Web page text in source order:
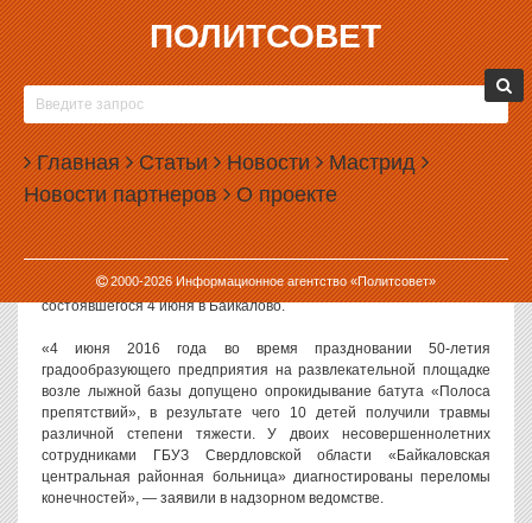
ПОЛИТСОВЕТ
Главная Статьи Новости Мастрид
Новости партнеров О проекте
2000-2026Информационное агентство «Политсовет»
06.06.2016, 10:47
В СВЕРДЛОВСКОЙ ОБЛАСТИ ДЕСЯТЬ ДЕТЕЙ
ТРАВМИРОВАЛИСЬ НА БАТУТЕ
В селе Байкалово Свердловской области сразу десять детей
получили травмы, прыгая на батуте. У двоих из них сломаны
конечности.
Как сообщает пресс-служба прокуратуры Свердловской области,
инцидент произошел во время сельского праздника,
состоявшегося 4 июня в Байкалово.
«4 июня 2016 года во время праздновании 50-летия
градообразующего предприятия на развлекательной площадке
возле лыжной базы допущено опрокидывание батута «Полоса
препятствий», в результате чего 10 детей получили травмы
различной степени тяжести. У двоих несовершеннолетних
сотрудниками ГБУЗ Свердловской области «Байкаловская
центральная районная больница» диагностированы переломы
конечностей», — заявили в надзорном ведомстве.